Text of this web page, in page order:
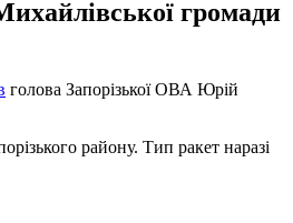
громади
голова Запорізької ОВА Юрій
району. Тип ракет наразі